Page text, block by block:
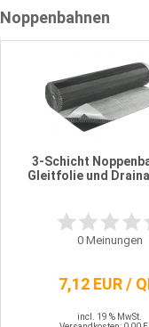
Noppenbahnen
3-Schicht
Gleitfolie und
0Meinungen
7,12 EUR /
incl. 19 % MwSt.